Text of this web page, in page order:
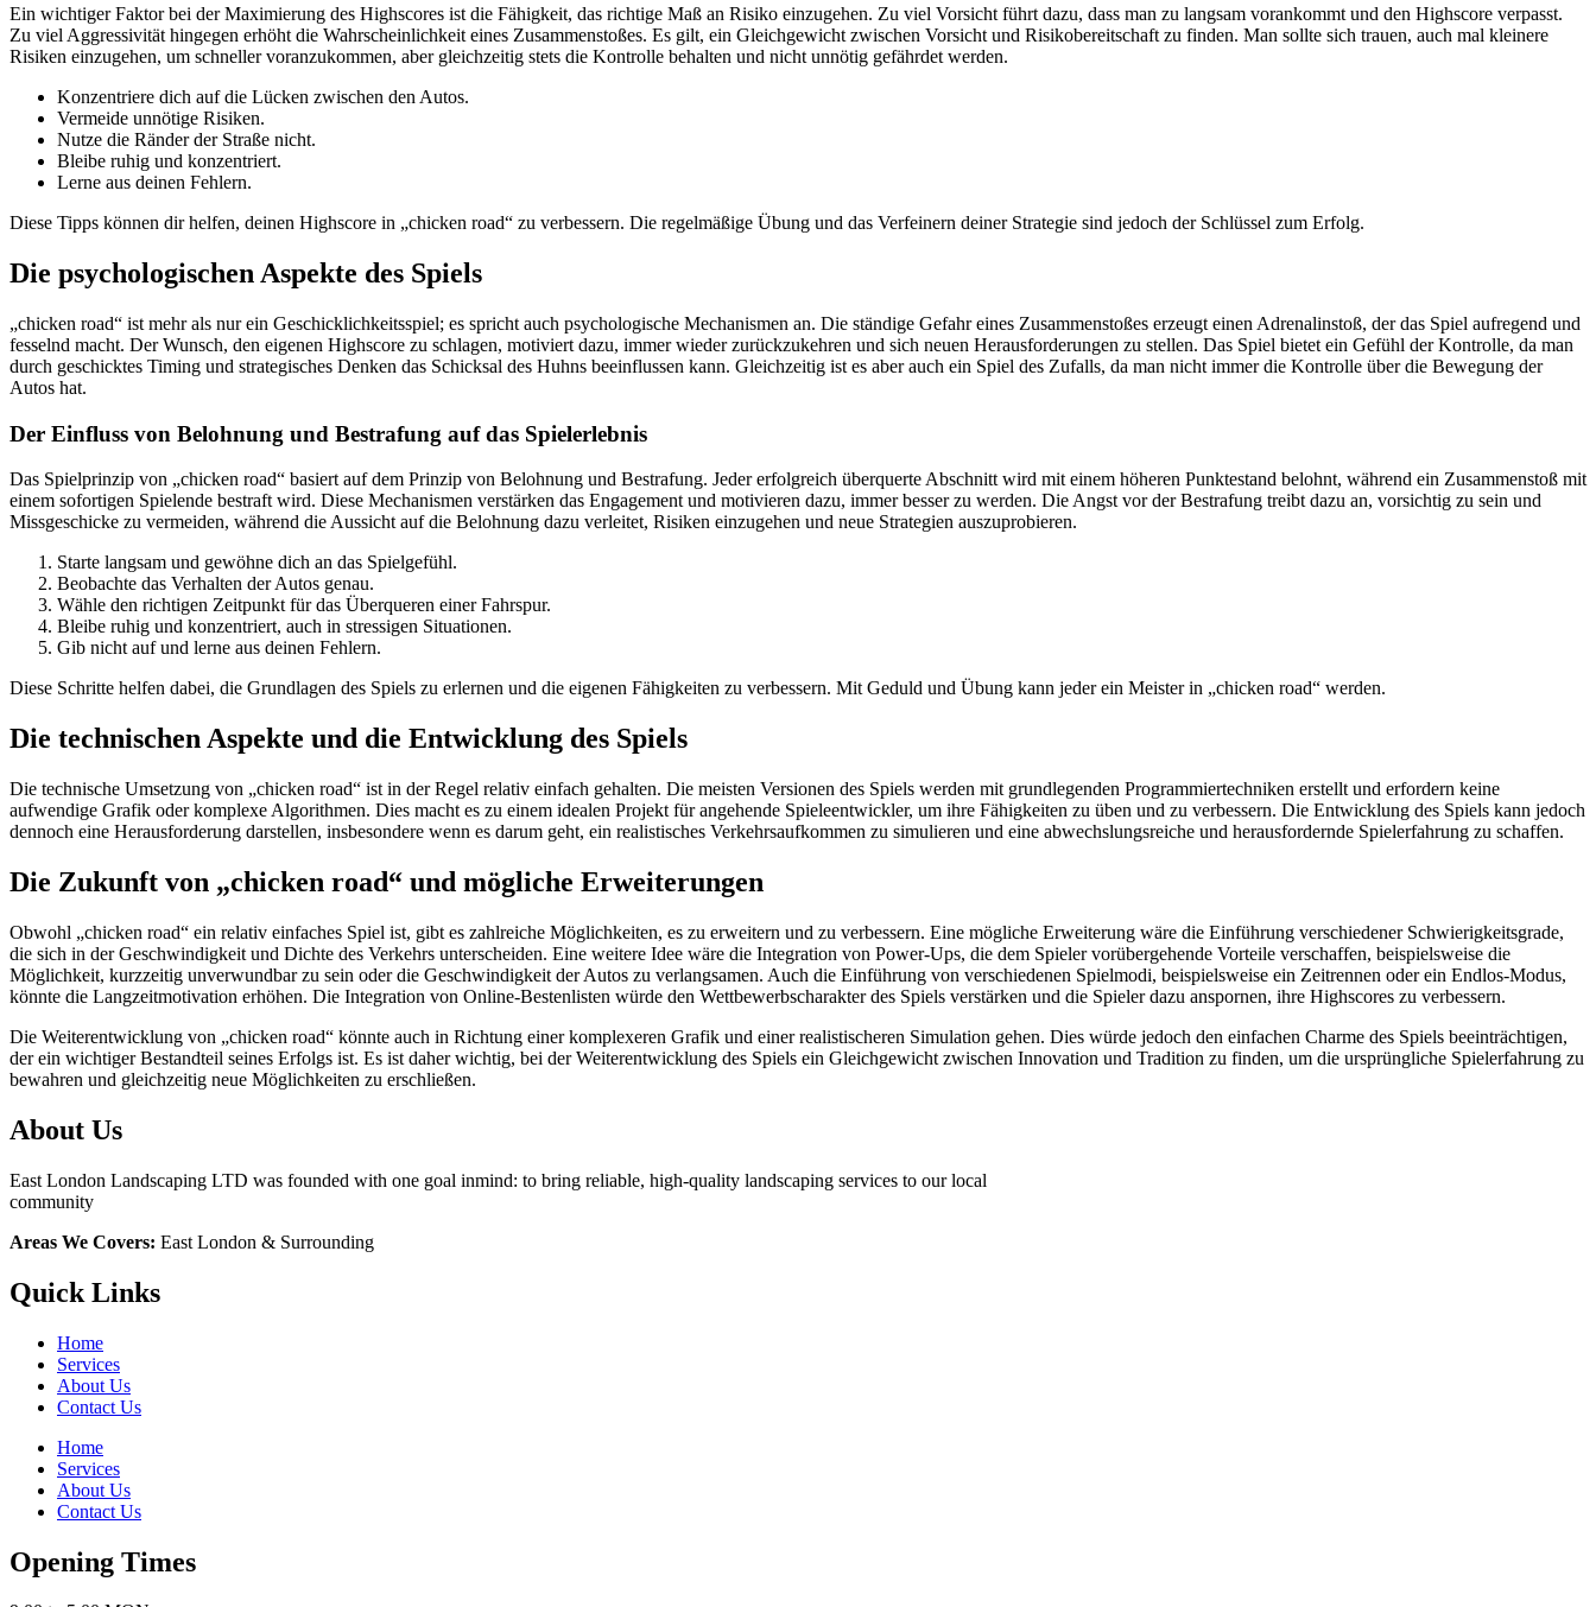
Ein wichtiger Faktor bei der Maximierung des Highscores ist die Fähigkeit, das richtige Maß an Risiko einzugehen. Zu viel Vorsicht führt dazu, dass man zu langsam vorankommt und den Highscore verpasst.
Zu viel Aggressivität hingegen erhöht die Wahrscheinlichkeit eines Zusammenstoßes. Es gilt, ein Gleichgewicht zwischen Vorsicht und Risikobereitschaft zu finden. Man sollte sich trauen, auch mal kleinere
Risiken einzugehen, um schneller voranzukommen, aber gleichzeitig stets die Kontrolle behalten und nicht unnötig gefährdet werden.
Konzentriere dich auf die Lücken zwischen den Autos.
Vermeide unnötige Risiken.
Nutze die Ränder der Straße nicht.
Bleibe ruhig und konzentriert.
Lerne aus deinen Fehlern.
Diese Tipps können dir helfen, deinen Highscore in „chicken road“ zu verbessern. Die regelmäßige Übung und das Verfeinern deiner Strategie sind jedoch der Schlüssel zum Erfolg.
Die psychologischen Aspekte des Spiels
„chicken road“ ist mehr als nur ein Geschicklichkeitsspiel; es spricht auch psychologische Mechanismen an. Die ständige Gefahr eines Zusammenstoßes erzeugt einen Adrenalinstoß, der das Spiel aufregend und
fesselnd macht. Der Wunsch, den eigenen Highscore zu schlagen, motiviert dazu, immer wieder zurückzukehren und sich neuen Herausforderungen zu stellen. Das Spiel bietet ein Gefühl der Kontrolle, da man
durch geschicktes Timing und strategisches Denken das Schicksal des Huhns beeinflussen kann. Gleichzeitig ist es aber auch ein Spiel des Zufalls, da man nicht immer die Kontrolle über die Bewegung der
Autos hat.
Der Einfluss von Belohnung und Bestrafung auf das Spielerlebnis
Das Spielprinzip von „chicken road“ basiert auf dem Prinzip von Belohnung und Bestrafung. Jeder erfolgreich überquerte Abschnitt wird mit einem höheren Punktestand belohnt, während ein Zusammenstoß mit
einem sofortigen Spielende bestraft wird. Diese Mechanismen verstärken das Engagement und motivieren dazu, immer besser zu werden. Die Angst vor der Bestrafung treibt dazu an, vorsichtig zu sein und
Missgeschicke zu vermeiden, während die Aussicht auf die Belohnung dazu verleitet, Risiken einzugehen und neue Strategien auszuprobieren.
Starte langsam und gewöhne dich an das Spielgefühl.
Beobachte das Verhalten der Autos genau.
Wähle den richtigen Zeitpunkt für das Überqueren einer Fahrspur.
Bleibe ruhig und konzentriert, auch in stressigen Situationen.
Gib nicht auf und lerne aus deinen Fehlern.
Diese Schritte helfen dabei, die Grundlagen des Spiels zu erlernen und die eigenen Fähigkeiten zu verbessern. Mit Geduld und Übung kann jeder ein Meister in „chicken road“ werden.
Die technischen Aspekte und die Entwicklung des Spiels
Die technische Umsetzung von „chicken road“ ist in der Regel relativ einfach gehalten. Die meisten Versionen des Spiels werden mit grundlegenden Programmiertechniken erstellt und erfordern keine
aufwendige Grafik oder komplexe Algorithmen. Dies macht es zu einem idealen Projekt für angehende Spieleentwickler, um ihre Fähigkeiten zu üben und zu verbessern. Die Entwicklung des Spiels kann jedoch
dennoch eine Herausforderung darstellen, insbesondere wenn es darum geht, ein realistisches Verkehrsaufkommen zu simulieren und eine abwechslungsreiche und herausfordernde Spielerfahrung zu schaffen.
Die Zukunft von „chicken road“ und mögliche Erweiterungen
Obwohl „chicken road“ ein relativ einfaches Spiel ist, gibt es zahlreiche Möglichkeiten, es zu erweitern und zu verbessern. Eine mögliche Erweiterung wäre die Einführung verschiedener Schwierigkeitsgrade,
die sich in der Geschwindigkeit und Dichte des Verkehrs unterscheiden. Eine weitere Idee wäre die Integration von Power-Ups, die dem Spieler vorübergehende Vorteile verschaffen, beispielsweise die
Möglichkeit, kurzzeitig unverwundbar zu sein oder die Geschwindigkeit der Autos zu verlangsamen. Auch die Einführung von verschiedenen Spielmodi, beispielsweise ein Zeitrennen oder ein Endlos-Modus,
könnte die Langzeitmotivation erhöhen. Die Integration von Online-Bestenlisten würde den Wettbewerbscharakter des Spiels verstärken und die Spieler dazu anspornen, ihre Highscores zu verbessern.
Die Weiterentwicklung von „chicken road“ könnte auch in Richtung einer komplexeren Grafik und einer realistischeren Simulation gehen. Dies würde jedoch den einfachen Charme des Spiels beeinträchtigen,
der ein wichtiger Bestandteil seines Erfolgs ist. Es ist daher wichtig, bei der Weiterentwicklung des Spiels ein Gleichgewicht zwischen Innovation und Tradition zu finden, um die ursprüngliche Spielerfahrung zu
bewahren und gleichzeitig neue Möglichkeiten zu erschließen.
About Us
East London Landscaping LTD was founded with one goal inmind: to bring reliable, high-quality landscaping services to our local
community
Areas We Covers: East London & Surrounding
Quick Links
Home
Services
About Us
Contact Us
Home
Services
About Us
Contact Us
Opening Times